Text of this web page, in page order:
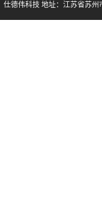
仕德伟科技 地址：江苏省苏